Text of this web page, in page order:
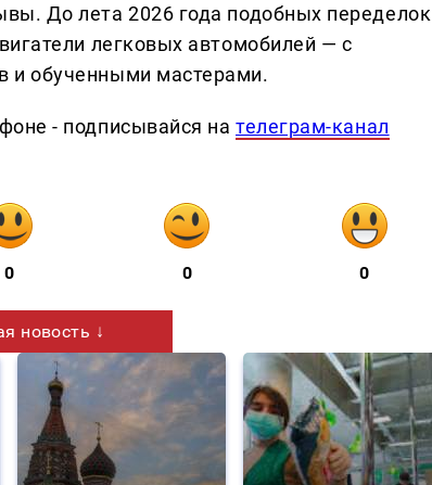
До лета 2026 года подобных переделок
легковых автомобилей — с
и обученными мастерами.
- подписывайся нателеграм-канал
0 0 0
новость ↓